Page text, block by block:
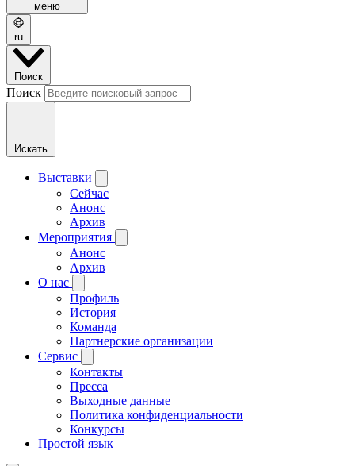
меню
ru
Поиск
Поиск
Искать
Выставки
Сейчас
Анонс
Архив
Мероприятия
Анонс
Архив
О нас
Профиль
История
Команда
Партнерские организации
Сервис
Контакты
Пресса
Выходные данные
Политика конфиденциальности
Конкурсы
Простой язык